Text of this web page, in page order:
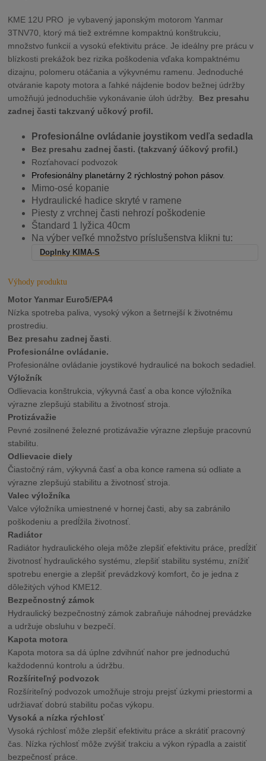
KME 12U PRO je vybavený japonským motorom Yanmar
3TNV70, ktorý má tiež extrémne kompaktnú konštrukciu,
množstvo funkcií a vysokú efektivitu práce. Je ideálny pre prácu v
blízkosti prekážok bez rizika poškodenia vďaka kompaktnému
dizajnu, polomeru otáčania a výkyvnému ramenu. Jednoduché
otváranie kapoty motora a ľahké nájdenie bodov bežnej údržby
umožňujú jednoduchšie vykonávanie úloh údržby. Bez presahu
zadnej časti takzvaný učkový profil.
Profesionálne ovládanie joystikom vedľa sedadla
Bez presahu zadnej časti. (takzvaný účkový profil.)
Rozťahovací podvozok
Profesionálny planetárny 2 rýchlostný pohon pásov.
Mimo-osé kopanie
Hydraulické hadice skryté v ramene
Piesty z vrchnej časti nehrozí poškodenie
Štandard 1 lyžica 40cm
Na výber veľké množstvo príslušenstva klikni tu:
Doplnky KIMA-S
Výhody produktu
Motor Yanmar Euro5/EPA4
Nízka spotreba paliva, vysoký výkon a šetrnejší k životnému
prostrediu.
Bez presahu zadnej časti
Profesionálne ovládanie.
Profesionálne ovládanie joystikové hydraulicé na bokoch sedadiel.
Výložník
Odlievacia konštrukcia, výkyvná časť a oba konce výložníka
výrazne zlepšujú stabilitu a životnosť stroja.
Protizávažie
Pevné zosilnené železné protizávažie výrazne zlepšuje pracovnú
stabilitu.
Odlievacie diely
Čiastočný rám, výkyvná časť a oba konce ramena sú odliate a
výrazne zlepšujú stabilitu a životnosť stroja.
Valec výložníka
Valce výložníka umiestnené v hornej časti, aby sa zabránilo
poškodeniu a predĺžila životnosť.
Radiátor
Radiátor hydraulického oleja môže zlepšiť efektivitu práce, predĺžiť
životnosť hydraulického systému, zlepšiť stabilitu systému, znížiť
spotrebu energie a zlepšiť prevádzkový komfort, čo je jedna z
dôležitých výhod KME12.
Bezpečnostný zámok
Hydraulický bezpečnostný zámok zabraňuje náhodnej prevádzke
a udržuje obsluhu v bezpečí.
Kapota motora
Kapota motora sa dá úplne zdvihnúť nahor pre jednoduchú
každodennú kontrolu a údržbu.
Rozšíriteľný podvozok
Rozšíriteľný podvozok umožňuje stroju prejsť úzkymi priestormi a
udržiavať dobrú stabilitu počas výkopu.
Vysoká a nízka rýchlosť
Vysoká rýchlosť môže zlepšiť efektivitu práce a skrátiť pracovný
čas. Nízka rýchlosť môže zvýšiť trakciu a výkon rýpadla a zaistiť
bezpečnosť práce.